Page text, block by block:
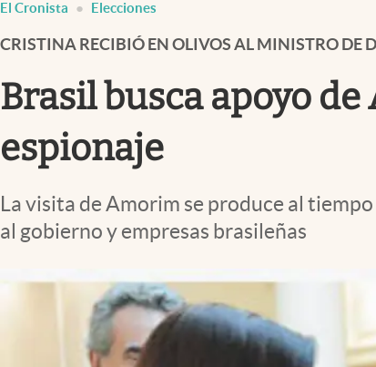
Infotechnology
Clase
Clima
Mundial 2026
Eventos Corporativos
El Cronista Elecciones
CRISTINA RECIBIÓ EN OLIVOS AL MINISTRO DE
Brasil busca apoyo de
espionaje
La visita de Amorim se produce al
al gobierno y empresas brasileñas